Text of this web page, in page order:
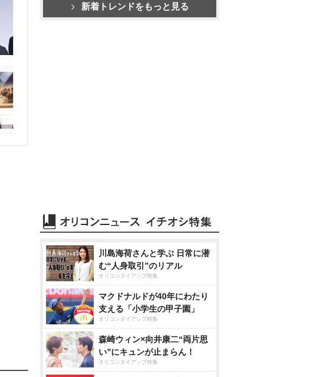
新着トレンドをもっと見る
川島海荷さんと学ぶ 日常に潜
む“人身取引”のリアル
オリコンタイアップ特集
マクドナルドが40年にわたり
支える「小学生の甲子園」
オリコンタイアップ特集
森崎ウィン×向井康二“両片思
い”にキュンが止まらん！
オリコンタイアップ特集